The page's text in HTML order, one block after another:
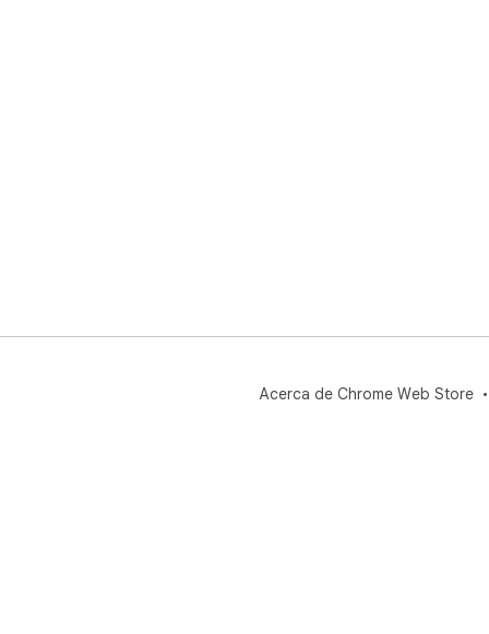
Acerca de Chrome Web Store